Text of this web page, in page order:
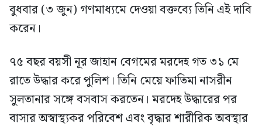
বুধবার (৩ জুন) গণমাধ্যমে দেওয়া বক্তব্যে তিনি এই দাবি
করেন।
৭৫ বছর বয়সী নূর জাহান বেগমের মরদেহ গত ৩১ মে
রাতে উদ্ধার করে পুলিশ। তিনি মেয়ে ফাতিমা নাসরীন
সুলতানার সঙ্গে বসবাস করতেন। মরদেহ উদ্ধারের পর
বাসার অস্বাস্থ্যকর পরিবেশ এবং বৃদ্ধার শারীরিক অবস্থার